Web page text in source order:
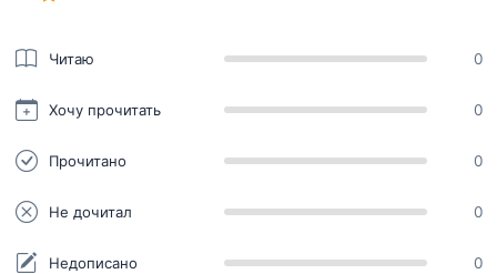
Читаю 0
Хочу прочитать 0
Прочитано 0
Не дочитал 0
Недописано 0